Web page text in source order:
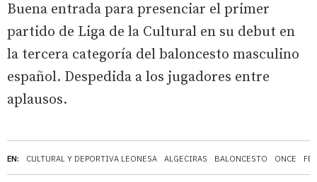
EN: CULTURAL Y DEPORTIVA LEONESA ALGECIRAS BALONCESTO ONCE
Buena entrada para presenciar el primer
partido de Liga de la Cultural en su debut en
la tercera categoría del baloncesto masculino
español. Despedida a los jugadores entre
aplausos.